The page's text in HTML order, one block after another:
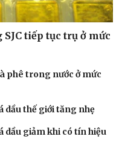
tiếp tục trụ ở mức
phê trong nước ở mức
dầu thế giới tăng nhẹ
dầu giảm khi có tín hiệu